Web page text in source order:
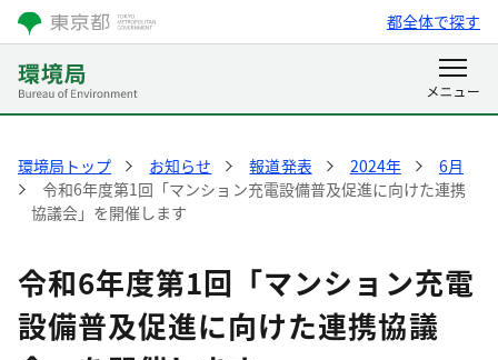
都全体で探す
環境局トップ お知らせ 報道発表 2024年
6月
令和6年度第1回「マンション充電設備普及促進に向けた連携
協議会」を開催します
令和6年度第1回「マンション充電
設備普及促進に向けた連携協議